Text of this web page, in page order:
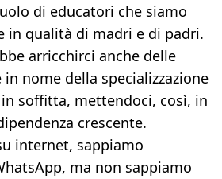
di educatori che siamo
in qualità di madri e di padri.
arricchirci anche delle
nome della specializzazione
soffitta, mettendoci, così, in
crescente.
internet, sappiamo
ma non sappiamo